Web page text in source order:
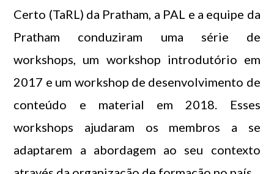
Certo (TaRL) da Pratham, a PAL e a equipe da
Pratham conduziram uma série de
workshops, um workshop introdutório em
2017 e um workshop de desenvolvimento de
conteúdo e material em 2018. Esses
workshops ajudaram os membros a se
adaptarem a abordagem ao seu contexto